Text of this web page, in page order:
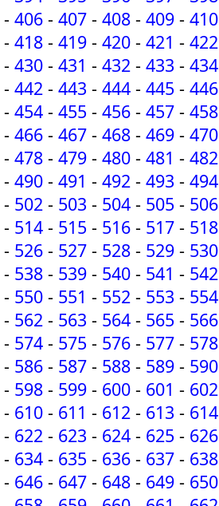
- 406 - 407 - 408 - 409 - 410
- 418 - 419 - 420 - 421 - 422
- 430 - 431 - 432 - 433 - 434
- 442 - 443 - 444 - 445 - 446
- 454 - 455 - 456 - 457 - 458
- 466 - 467 - 468 - 469 - 470
- 478 - 479 - 480 - 481 - 482
- 490 - 491 - 492 - 493 - 494
- 502 - 503 - 504 - 505 - 506
- 514 - 515 - 516 - 517 - 518
- 526 - 527 - 528 - 529 - 530
- 538 - 539 - 540 - 541 - 542
- 550 - 551 - 552 - 553 - 554
- 562 - 563 - 564 - 565 - 566
- 574 - 575 - 576 - 577 - 578
- 586 - 587 - 588 - 589 - 590
- 598 - 599 - 600 - 601 - 602
- 610 - 611 - 612 - 613 - 614
- 622 - 623 - 624 - 625 - 626
- 634 - 635 - 636 - 637 - 638
- 646 - 647 - 648 - 649 - 650